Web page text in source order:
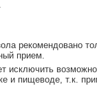
рекомендовано
прием.
исключить
и пищеводе, т.к.